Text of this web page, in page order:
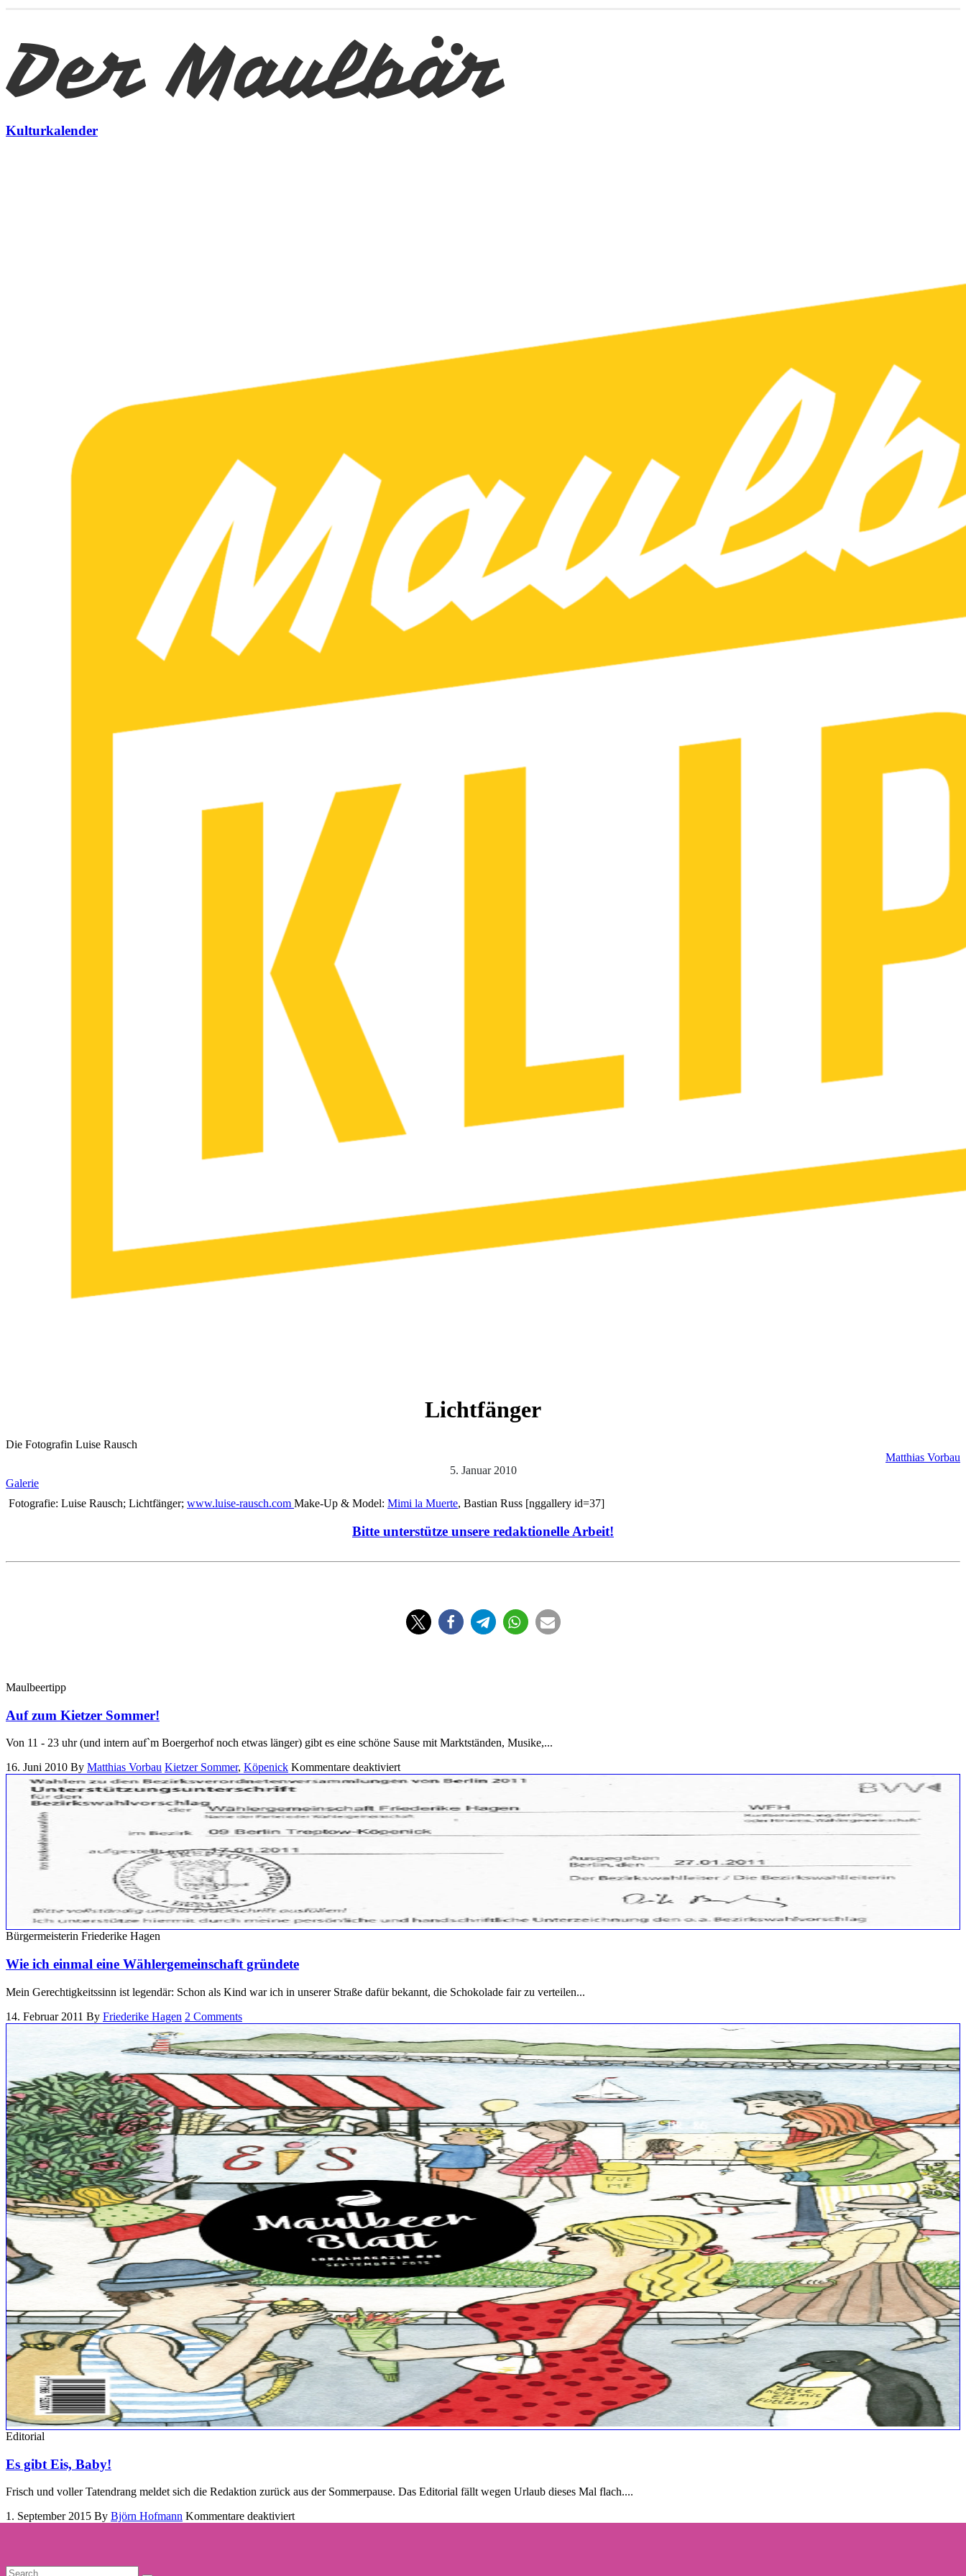
Kulturkalender
Lichtfänger
Die Fotografin Luise Rausch
Matthias Vorbau
5. Januar 2010
Galerie
Fotografie: Luise Rausch; Lichtfänger; www.luise-rausch.com Make-Up & Model: Mimi la Muerte, Bastian Russ [nggallery id=37]
Bitte unterstütze unsere redaktionelle Arbeit!
Maulbeertipp
Auf zum Kietzer Sommer!
Von 11 - 23 uhr (und intern auf`m Boergerhof noch etwas länger) gibt es eine schöne Sause mit Marktständen, Musike,...
16. Juni 2010 By Matthias Vorbau Kietzer Sommer, Köpenick Kommentare deaktiviertfür
Auf
Kietzer
Sommer!
Bürgermeisterin Friederike Hagen
Wie ich einmal eine Wählergemeinschaft gründete
Mein Gerechtigkeitssinn ist legendär: Schon als Kind war ich in unserer Straße dafür bekannt, die Schokolade fair zu verteilen...
14. Februar 2011 By Friederike Hagen 2 Comments
Editorial
Es gibt Eis, Baby!
Frisch und voller Tatendrang meldet sich die Redaktion zurück aus der Sommerpause. Das Editorial fällt wegen Urlaub dieses Mal flach....
1. September 2015 By Björn Hofmann Kommentare deaktiviertfür